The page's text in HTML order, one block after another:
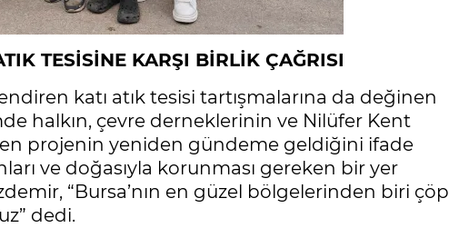
TESİSİNE KARŞI BİRLİK ÇAĞRISI
katı atık tesisi tartışmalarına da değinen
halkın, çevre derneklerinin ve Nilüfer Kent
projenin yeniden gündeme geldiğini ifade
ve doğasıyla korunması gereken bir yer
“Bursa’nın en güzel bölgelerinden biri çöp
dedi.